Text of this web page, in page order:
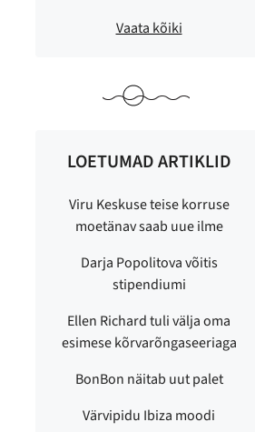
Vaata kõiki
LOETUMAD ARTIKLID
Viru Keskuse teise korruse
moetänav saab uue ilme
Darja Popolitova võitis
stipendiumi
Ellen Richard tuli välja oma
esimese kõrvarõngaseeriaga
BonBon näitab uut palet
Värvipidu Ibiza moodi